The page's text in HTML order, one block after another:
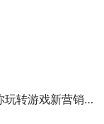
新营销的制胜法则